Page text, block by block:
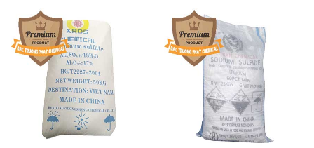
Phèn Nhôm – Al2(SO4)3 17%
Trung Quốc China
Sodium Sulfide NA2S – Đá
Thối Liyuan Trung Quốc China